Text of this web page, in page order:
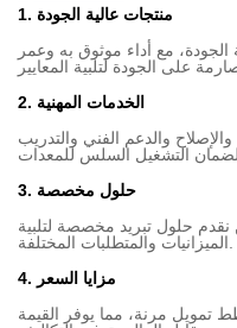
1. منتجات عالية الجودة
الجودة، مع أداء موثوق به وعمر
2. الخدمات المهنية
والدعم الفني والتدريب
3. حلول مخصصة
نقدم حلول تبريد مخصصة لتلبية
4. مزايا السعر
مرنة، مما يوفر القيمة